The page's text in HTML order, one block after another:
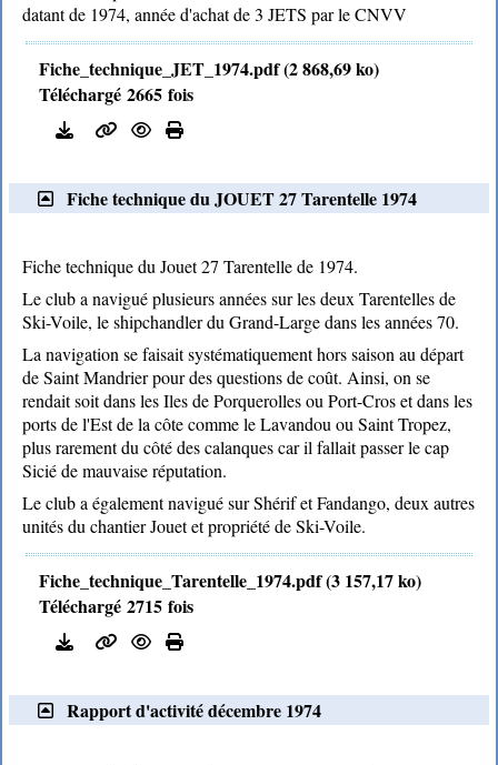
datant de 1974, année d'achat de 3 JETS par le CNVV
Fiche_technique_JET_1974.pdf (2 868,69 ko)
Téléchargé 2665 fois
Fiche technique du JOUET 27 Tarentelle 1974
Fiche technique du Jouet 27 Tarentelle de 1974.
Le club a navigué plusieurs années sur les deux Tarentelles de
Ski-Voile, leshipchandlerdu Grand-Large dans les années 70.
La navigation se faisait systématiquement hors saison au départ
de Saint Mandrier pour des questions de coût. Ainsi, on se
rendait soit dans les Iles de Porquerolles ou Port-Cros et dans les
ports de l'Est de la côte comme le Lavandou ou Saint Tropez,
plus rarement du côté des calanques car il fallait passer le cap
Sicié de mauvaise réputation.
Le club a également navigué sur Shérif et Fandango, deux autres
unités du chantier Jouet et propriété de Ski-Voile.
Fiche_technique_Tarentelle_1974.pdf (3 157,17 ko)
Téléchargé 2715 fois
Rapport d'activité décembre 1974